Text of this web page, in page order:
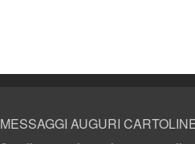
MESSAGGI AUGURI